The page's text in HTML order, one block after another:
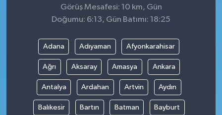
Görüş Mesafesi: 10 km, Gün
Doğumu: 6:13, Gün Batımı: 18:25
Adana Adıyaman Afyonkarahisar
Ağrı Aksaray Amasya Ankara
Antalya Ardahan Artvin Aydın
Balıkesir Bartın Batman Bayburt